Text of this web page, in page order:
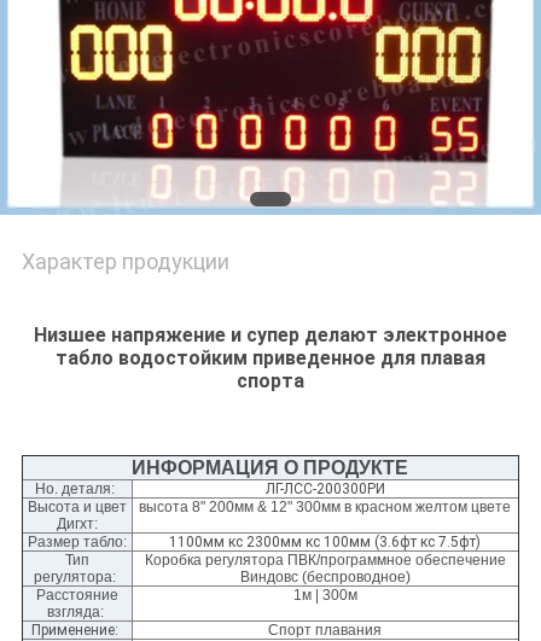
Характер продукции
Низшее напряжение и супер делают электронное
табло водостойким приведенное для плавая
спорта
ИНФОРМАЦИЯ О ПРОДУКТЕ
Но. деталя:
ЛГ-ЛСС-200300РИ
Высота и цвет
Дигхт:
высота 8" 200мм & 12" 300мм в красном желтом цвете
Размер табло:
1100мм кс 2300мм кс 100мм (3.6фт кс 7.5фт)
Тип
регулятора:
Коробка регулятора ПВК/программное обеспечение
Виндовс (беспроводное)
Расстояние
взгляда:
1м | 300м
Применение:
Спорт плавания